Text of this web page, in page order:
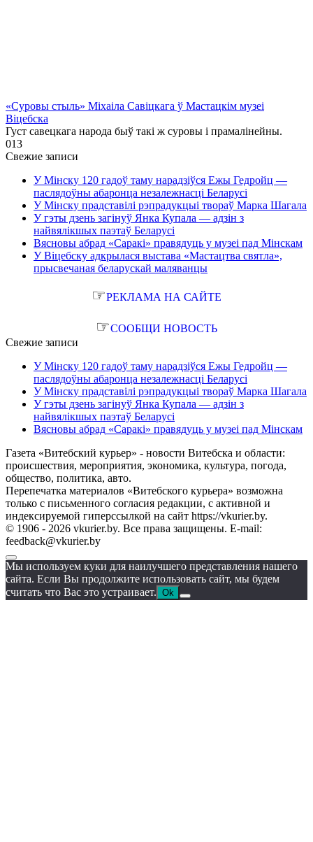
«Суровы стыль» Міхаіла Савіцкага ў Мастацкім музеі
Віцебска
Густ савецкага народа быў такі ж суровы і прамалінейны.
013
Свежие записи
У Мінску 120 гадоў таму нарадзіўся Ежы Гедройц —
паслядоўны абаронца незалежнасці Беларусі
У Мінску прадставілі рэпрадукцыі твораў Марка Шагала
У гэты дзень загінуў Янка Купала — адзін з
найвялікшых паэтаў Беларусі
Вясновы абрад «Саракі» правядуць у музеі пад Мінскам
У Віцебску адкрылася выстава «Мастацтва святла»,
прысвечаная беларускай маляванцы
☞РЕКЛАМА НА САЙТЕ
☞СООБЩИ НОВОСТЬ
Свежие записи
У Мінску 120 гадоў таму нарадзіўся Ежы Гедройц —
паслядоўны абаронца незалежнасці Беларусі
У Мінску прадставілі рэпрадукцыі твораў Марка Шагала
У гэты дзень загінуў Янка Купала — адзін з
найвялікшых паэтаў Беларусі
Вясновы абрад «Саракі» правядуць у музеі пад Мінскам
Газета «Витебский курьер» - новости Витебска и области:
происшествия, мероприятия, экономика, культура, погода,
общество, политика, авто.
Перепечатка материалов «Витебского курьера» возможна
только с письменного согласия редакции, с активной и
индексируемой гиперссылкой на сайт https://vkurier.by.
© 1906 - 2026 vkurier.by. Все права защищены. E-mail:
feedback@vkurier.by
Мы используем куки для наилучшего представления нашего
сайта. Если Вы продолжите использовать сайт, мы будем
считать что Вас это устраивает. Ok